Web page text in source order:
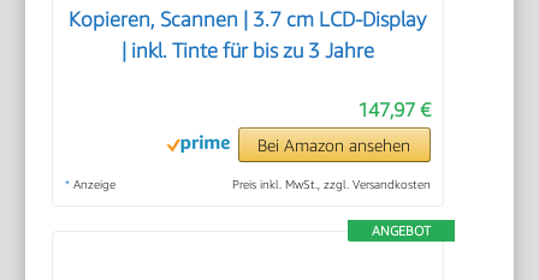
Kopieren, Scannen | 3.7 cm LCD-Display
| inkl. Tinte für bis zu 3 Jahre
147,97 €
Bei Amazon ansehen
* Anzeige Preis inkl. MwSt., zzgl. Versandkosten
ANGEBOT